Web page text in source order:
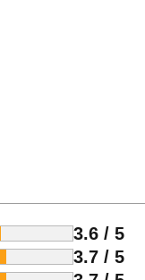
3.6 / 5
3.7 / 5